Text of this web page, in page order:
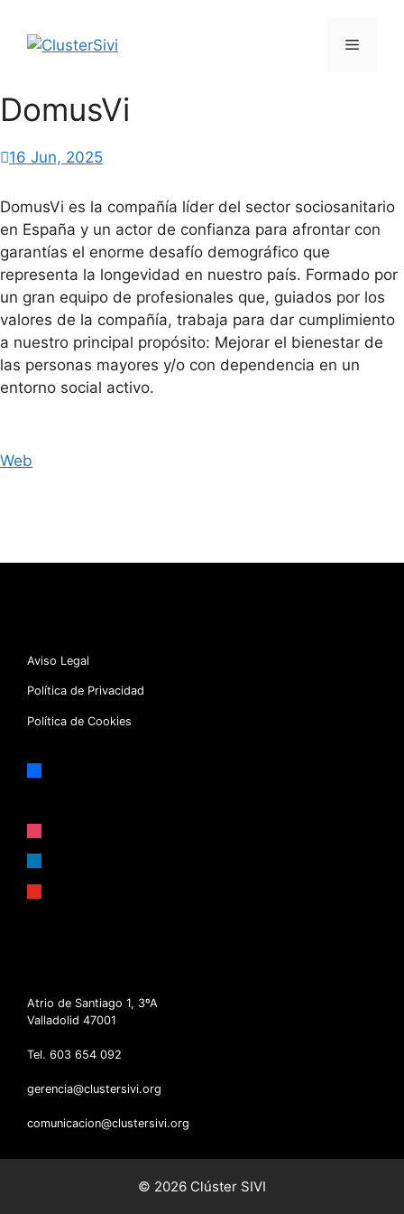
contenido
Menú
DomusVi
16 Jun, 2025
DomusVi es la compañía líder del sector sociosanitario
en España y un actor de confianza para afrontar con
garantías el enorme desafío demográfico que
representa la longevidad en nuestro país. Formado por
un gran equipo de profesionales que, guiados por los
valores de la compañía, trabaja para dar cumplimiento
a nuestro principal propósito: Mejorar el bienestar de
las personas mayores y/o con dependencia en un
entorno social activo.
Web
Aviso Legal
Política de Privacidad
Política de Cookies
facebook
instagram
linkedin
youtube
Atrio de Santiago 1, 3ºA
Valladolid 47001
Tel. 603 654 092
gerencia@clustersivi.org
comunicacion@clustersivi.org
© 2026 Clúster SIVI